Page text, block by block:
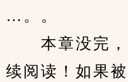
…。。
本章没完，
续阅读！如果